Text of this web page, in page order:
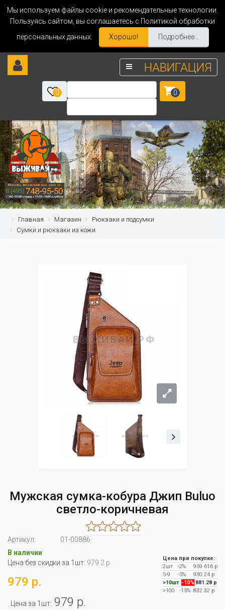
Мы используем файлы cookie и рекомендательные технологии.
Пользуясь сайтом, вы соглашаетесь с Политикой обработки
персональных данных.
Хорошо! Подробнее...
НАВИГАЦИЯ
0 0
Главная Магазин
Рюкзаки и подсумки
Сумки и рюкзаки из кожи
Мужская сумка-кобура Джип Buluo
светло-коричневая
Артикул:
01-00886
В наличии
Цена без скидки за 1шт: 979.2 р.
979 р.
Цена за 1шт: 979 р.
Цена при покупке:
2шт
-2%
959.616 р
5-9
-5%
930.24 р
>10шт -10% 881.28 р
>100
-15% 832.32 р